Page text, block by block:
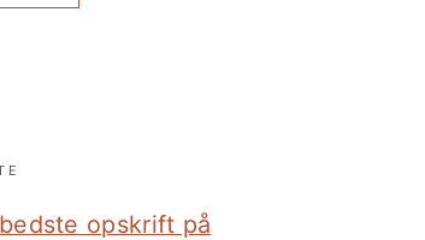
opskrift på